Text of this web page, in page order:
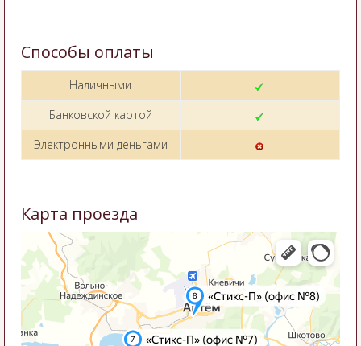
Способы оплаты
Наличными
Банковской картой
Электронными деньгами
Карта проезда